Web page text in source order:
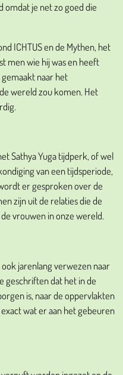
omdat je net zo goed die
ICHTUS en de Mythen, het
men wie hij was en heeft
naar het
wereld zou komen. Het
Sathya Yuga tijdperk, of wel
van een tijdsperiode,
er gesproken over de
zijn uit de relaties die de
vrouwen in onze wereld.
jarenlang verwezen naar
geschriften dat het in de
is, naar de oppervlakten
wat er aan het gebeuren